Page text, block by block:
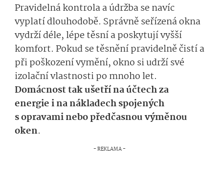
Pravidelná kontrola a údržba se navíc
vyplatí dlouhodobě. Správně seřízená okna
vydrží déle, lépe těsní a poskytují vyšší
komfort. Pokud se těsnění pravidelně čistí a
při poškození vymění, okno si udrží své
izolační vlastnosti po mnoho let.
Domácnost tak ušetří na účtech za
energie i na nákladech spojených
s opravami nebo předčasnou výměnou
oken.